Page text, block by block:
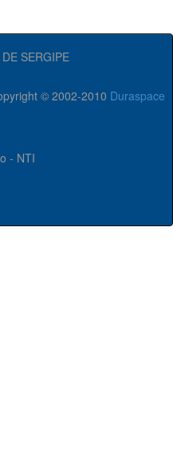
SERGIPE
© 2002-2010 Duraspace
- NTI